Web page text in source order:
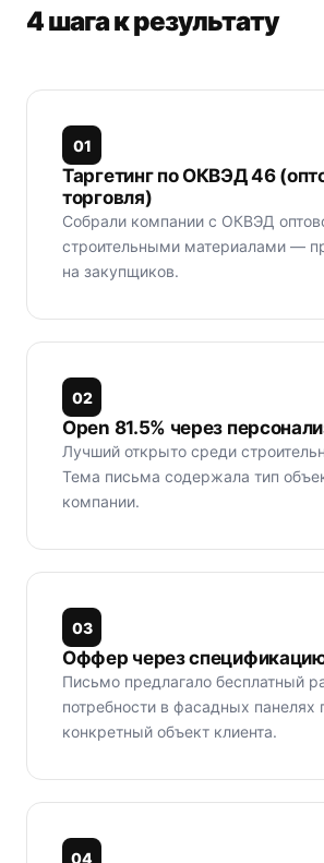
4 шага к результату
01
Таргетинг по ОКВЭД 46
торговля)
Собрали компании с ОКВЭД
строительными материалами —
на закупщиков.
02
Open 81.5% через
Лучший открыто среди
Тема письма содержала тип
компании.
03
Оффер через
Письмо предлагало бесплатный
потребности в фасадных панелях
конкретный объект клиента.
04